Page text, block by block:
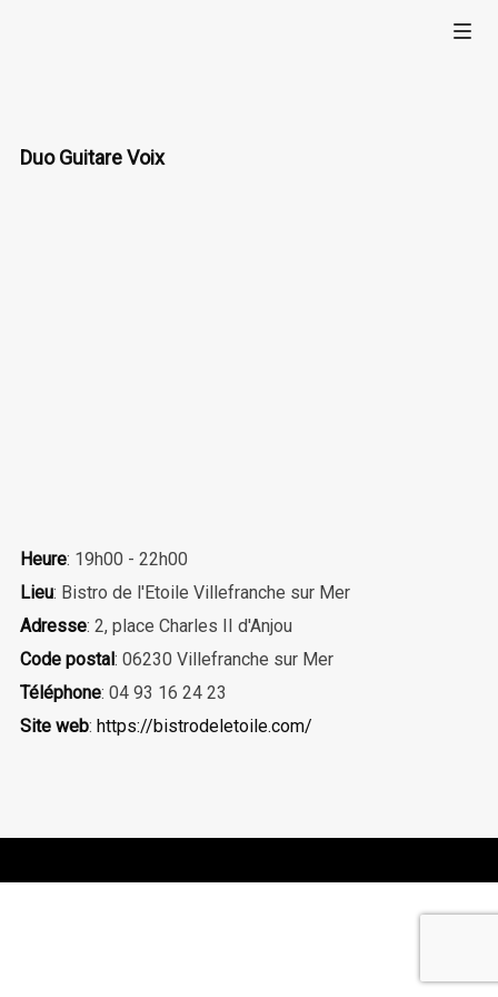
Duo Guitare Voix
Heure: 19h00 - 22h00
Lieu: Bistro de l'Etoile Villefranche sur Mer
Adresse: 2, place Charles II d'Anjou
Code postal: 06230 Villefranche sur Mer
Téléphone: 04 93 16 24 23
Site web: https://bistrodeletoile.com/